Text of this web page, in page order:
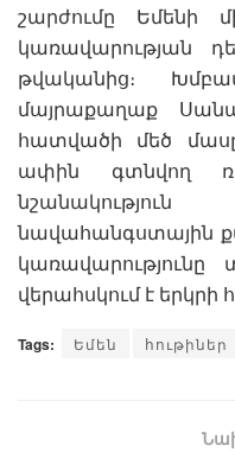
շարժումը Եմենի
կառավարության
թվականից։
մայրաքաղաք
հատվածի մեծ
ափին գտնվող
նավահանգստային
կառավարությունը
վերահսկում է երկրի
Tags: Եմեն հութիներ